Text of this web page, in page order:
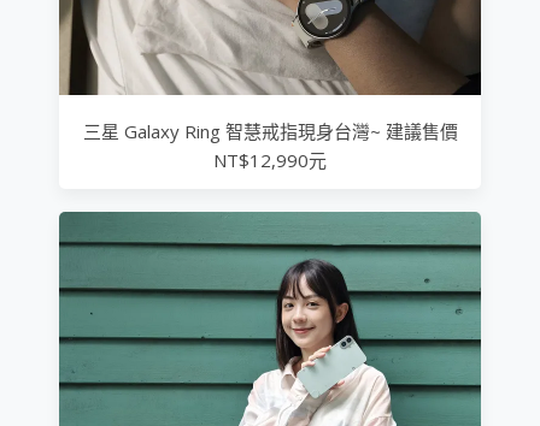
三星 Galaxy Ring 智慧戒指現身台灣~ 建議售價
NT$12,990元